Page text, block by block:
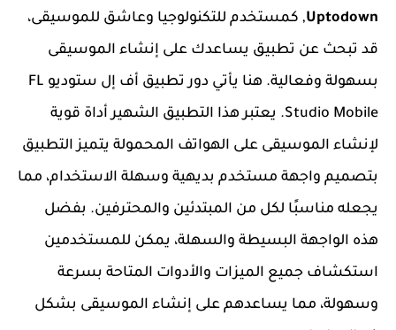
Uptodown, كمستخدم للتكنولوجيا وعاشق للموسيقى،
قد تبحث عن تطبيق يساعدك على إنشاء الموسيقى
بسهولة وفعالية. هنا يأتي دور تطبيق أف إل ستوديو FL
Studio Mobile. يعتبر هذا التطبيق الشهير أداة قوية
لإنشاء الموسيقى على الهواتف المحمولة يتميز التطبيق
بتصميم واجهة مستخدم بديهية وسهلة الاستخدام، مما
يجعله مناسبًا لكل من المبتدئين والمحترفين. بفضل
هذه الواجهة البسيطة والسهلة، يمكن للمستخدمين
استكشاف جميع الميزات والأدوات المتاحة بسرعة
وسهولة، مما يساعدهم على إنشاء الموسيقى بشكل